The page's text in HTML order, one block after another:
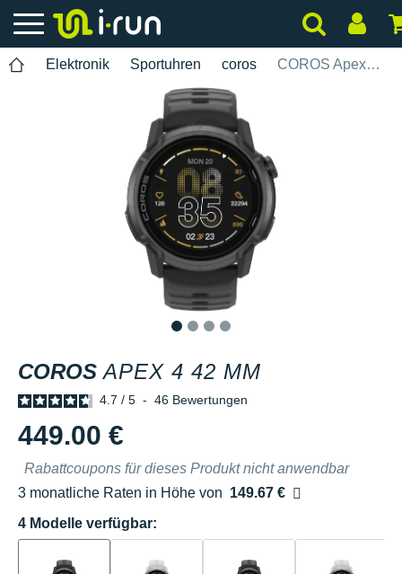
Elektronik Sportuhren coros COROS Apex 4 42 mm
COROS APEX 4 42 MM
4.7 / 5 - 46 Bewertungen
449.00 €
Rabattcoupons für dieses Produkt nicht anwendbar
3 monatliche Raten in Höhe von 149.67 €
Ohne Zusatzkosten
4 Modelle verfügbar: